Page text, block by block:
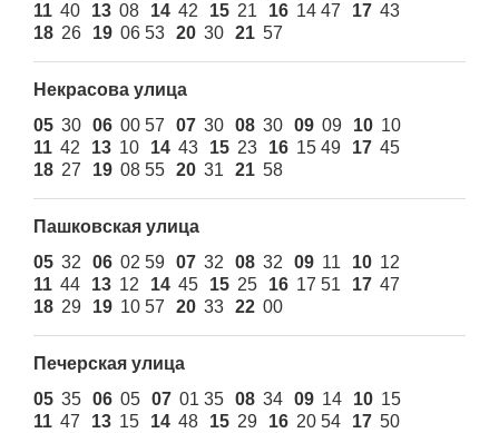
11 40 13 08 14 42 15 21 16 14 47 17 43
18 26 19 06 53 20 30 21 57
Некрасова улица
05 30 06 00 57 07 30 08 30 09 09 10 10
11 42 13 10 14 43 15 23 16 15 49 17 45
18 27 19 08 55 20 31 21 58
Пашковская улица
05 32 06 02 59 07 32 08 32 09 11 10 12
11 44 13 12 14 45 15 25 16 17 51 17 47
18 29 19 10 57 20 33 22 00
Печерская улица
05 35 06 05 07 01 35 08 34 09 14 10 15
11 47 13 15 14 48 15 29 16 20 54 17 50